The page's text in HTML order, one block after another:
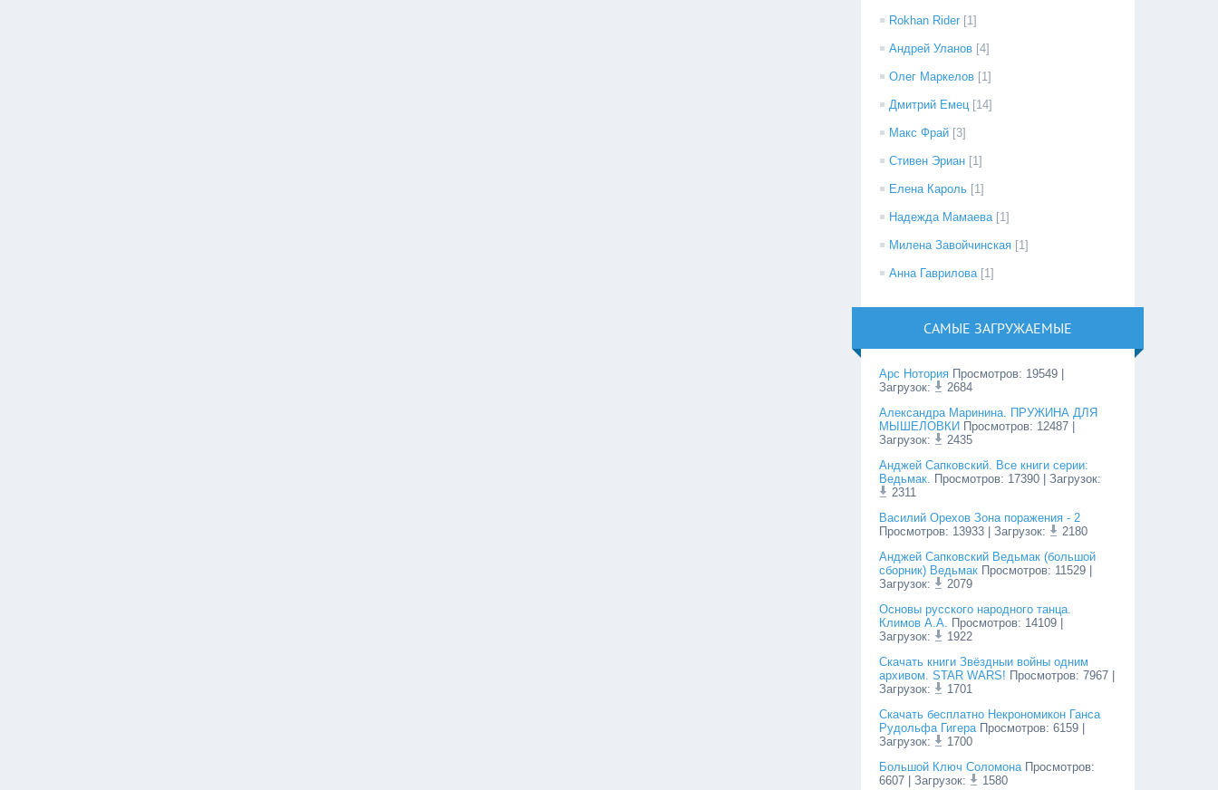
Rokhan Rider [1]
Андрей Уланов [4]
Олег Маркелов [1]
Дмитрий Емец [14]
Макс Фрай [3]
Стивен Эриан [1]
Елена Кароль [1]
Надежда Мамаева [1]
Милена Завойчинская [1]
Анна Гаврилова [1]
САМЫЕ ЗАГРУЖАЕМЫЕ
Арс Нотория Просмотров: 19549
Загрузок:
2684
Александра Маринина. ПРУЖИНА ДЛЯ
МЫШЕЛОВКИ Просмотров: 12487
Загрузок:
2435
Анджей Сапковский. Все книги серии:
Ведьмак. Просмотров: 17390 | Загрузок:
2311
Василий Орехов Зона поражения - 2
Просмотров: 13933 | Загрузок:
2180
Анджей Сапковский Ведьмак (большой
сборник) Ведьмак Просмотров: 11529
Загрузок:
2079
Основы русского народного танца.
Климов А.А. Просмотров: 14109
Загрузок:
1922
Cкачать книги Звёздныи войны одним
архивом. STAR WARS! Просмотров:7967
Загрузок:
1701
Скачать бесплатно Некрономикон Ганса
Рудольфа Гигера Просмотров:6159
Загрузок:
1700
Большой Ключ Соломона Просмотров:
6607 | Загрузок: 1580